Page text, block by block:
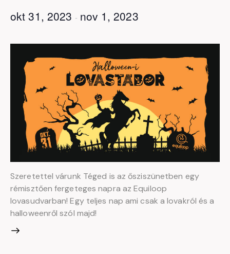
okt 31, 2023 - nov 1, 2023
Szeretettel várunk Téged is az ősziszünetben egy
rémisztően fergeteges napra az Equiloop
lovasudvarban! Egy teljes nap ami csak a lovakról és a
halloweenről szól majd!